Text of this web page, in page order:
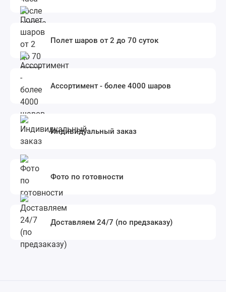
Полет шаров от 2 до 70 суток
Ассортимент - более 4000 шаров
Индивидуальный заказ
Фото по готовности
Доставляем 24/7 (по предзаказу)